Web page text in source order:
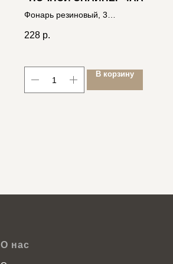
Фонарь резиновый, 3
4606400102038
228 р.
В корзину
О нас